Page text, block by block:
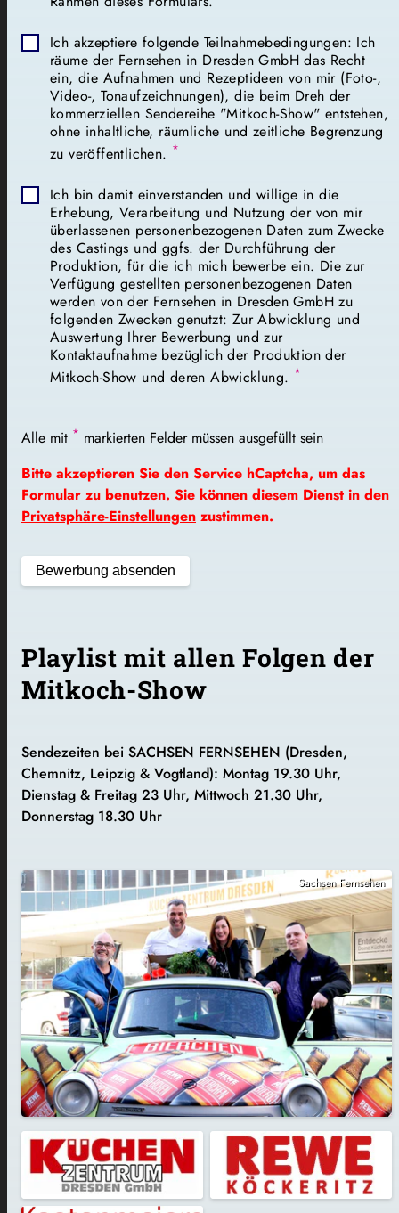
Ich akzeptiere folgende Teilnahmebedingungen: Ich
räume der Fernsehen in Dresden GmbH das Recht
ein, die Aufnahmen und Rezeptideen von mir (Foto-,
Video-, Tonaufzeichnungen), die beim Dreh der
kommerziellen Sendereihe "Mitkoch-Show" entstehen,
ohne inhaltliche, räumliche und zeitliche Begrenzung
zu veröffentlichen. *
Ich bin damit einverstanden und willige in die
Erhebung, Verarbeitung und Nutzung der von mir
überlassenen personenbezogenen Daten zum Zwecke
des Castings und ggfs. der Durchführung der
Produktion, für die ich mich bewerbe ein. Die zur
Verfügung gestellten personenbezogenen Daten
werden von der Fernsehen in Dresden GmbH zu
folgenden Zwecken genutzt: Zur Abwicklung und
Auswertung Ihrer Bewerbung und zur
Kontaktaufnahme bezüglich der Produktion der
Mitkoch-Show und deren Abwicklung. *
Alle mit * markierten Felder müssen ausgefüllt sein
Bitte akzeptieren Sie den Service hCaptcha, um das
Formular zu benutzen. Sie können diesem Dienst in den
Privatsphäre-Einstellungen zustimmen.
Playlist mit allen Folgen der
Mitkoch-Show
Sendezeiten bei SACHSEN FERNSEHEN (Dresden,
Chemnitz, Leipzig & Vogtland): Montag 19.30 Uhr,
Dienstag & Freitag 23 Uhr, Mittwoch 21.30 Uhr,
Donnerstag 18.30 Uhr
Sachsen Fernsehen